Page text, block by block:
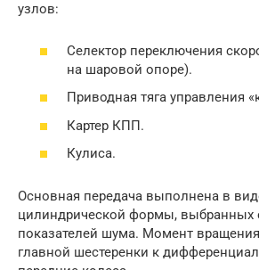
узлов:
Селектор переключения
на шаровой опоре).
Приводная тяга управления
Картер КПП.
Кулиса.
Основная передача выполнена в
цилиндрической формы, выбранных
показателей шума. Момент вращения
главной шестеренки к